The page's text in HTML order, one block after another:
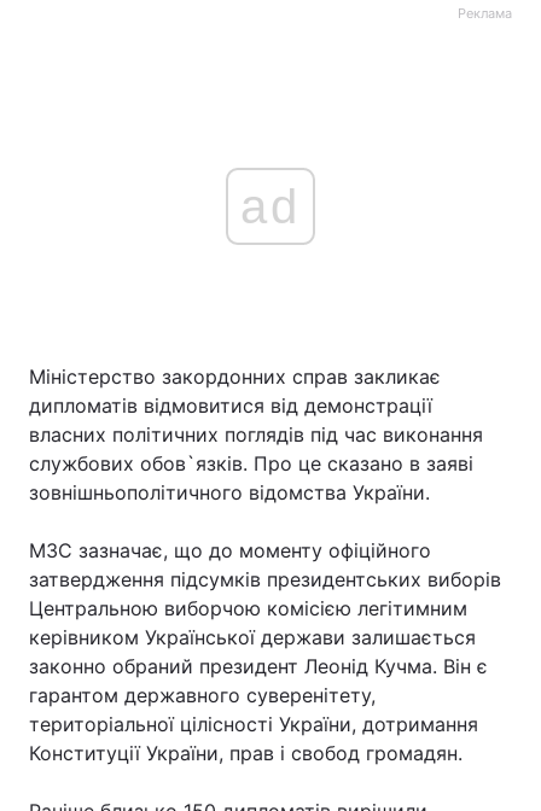
Реклама
ad
Міністерство закордонних справ закликає
дипломатів відмовитися від демонстрації
власних політичних поглядів під час виконання
службових обов`язків. Про це сказано в заяві
зовнішньополітичного відомства України.
МЗС зазначає, що до моменту офіційного
затвердження підсумків президентських виборів
Центральною виборчою комісією легітимним
керівником Української держави залишається
законно обраний президент Леонід Кучма. Він є
гарантом державного суверенітету,
територіальної цілісності України, дотримання
Конституції України, прав і свобод громадян.